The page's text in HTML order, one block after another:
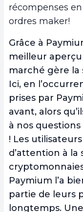
récompenses
ordres maker!
Grâce à
meilleur
marché gère la
Ici, en
prises par
avant, alors
à nos
! Les
d’attention à la
Paymium l’a
partie de leurs
longtemps.